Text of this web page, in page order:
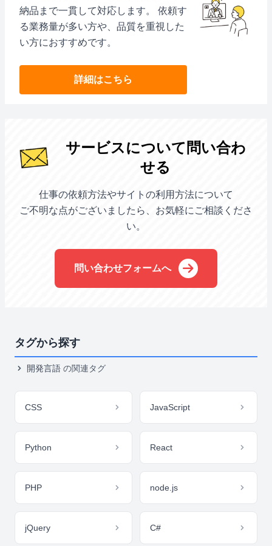
納品まで一貫して対応します。 依頼す
る業務量が多い方や、品質を重視した
い方におすすめです。
詳細はこちら
サービスについて問い合わ
せる
仕事の依頼方法やサイトの利用方法について
ご不明な点がございましたら、お気軽にご相談くださ
い。
問い合わせフォームへ
タグから探す
開発言語 の関連タグ
CSS JavaScript
Python React
PHP node.js
jQuery C#